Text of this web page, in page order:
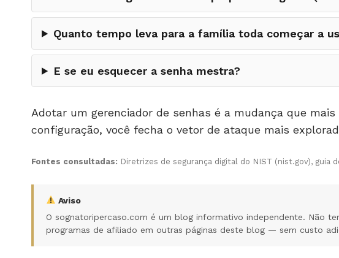
Quanto tempo leva para a família toda começar a
E se eu esquecer a senha mestra?
Adotar um gerenciador de senhas é a mudança que
configuração, você fecha o vetor de ataque mais
Fontes consultadas: Diretrizes de segurança digital do NIST (nist.gov), guia
Aviso
O sognatoripercaso.com é um blog informativo independente. Não
programas de afiliado em outras páginas deste blog — sem custo